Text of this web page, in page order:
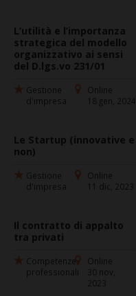
L’utilità e l’importanza
strategica del modello
organizzativo ai sensi
del D.lgs.vo 231/01
Gestione
d'impresa
Online
18 gen, 2024
Le Startup (innovative e
non)
Gestione
d'impresa
Online
11 dic, 2023
Il contratto di appalto
tra privati
Competenze
professionali
Online
30 nov,
2023